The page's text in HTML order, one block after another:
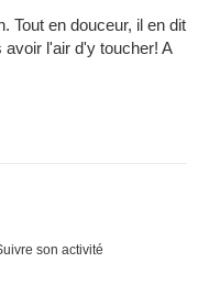
Tout en douceur, il en dit
l'air d'y toucher! A
son activité